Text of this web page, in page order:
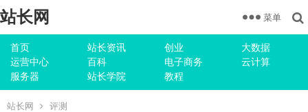
站长网
首页 站长资讯 创业
大数据
运营中心
百科 电子商务
云计算
服务器
站长学院 教程
菜单
站长网 评测